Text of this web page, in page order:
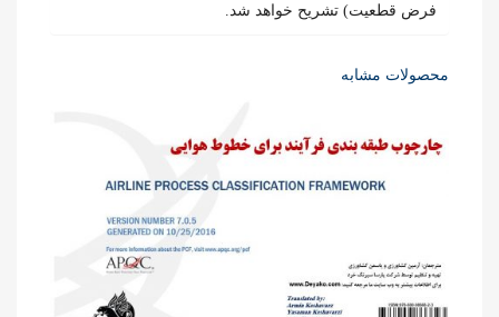
فرض قطعیت) تشریح خواهد شد.
محصولات مشابه